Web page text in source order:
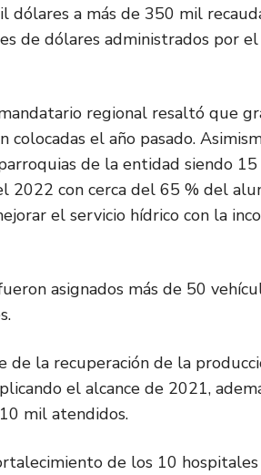
dólares a más de 350 mil
de dólares administrados por
regional resaltó que
el año pasado.
de la entidad siendo
2022 con cerca del 65 % del
el servicio hídrico con la
asignados más de 50
de la recuperación de la
el alcance de 2021,
mil atendidos.
de los 10